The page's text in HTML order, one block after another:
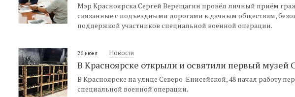
Мэр Красноярска Сергей Верещагин провёл личный приём
связанные с подъездными дорогами к дачным обществам,
поддержкой участников специальной военной операции.
26 июня Новости
В Красноярске открыли и освятили первый музей
В Красноярске на улице Северо-Енисейской, 48 начал работу
специальной военной операции.